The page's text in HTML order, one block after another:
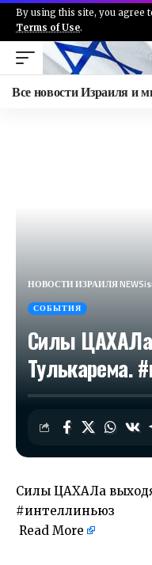
By using this site, you agree
Terms of Use.
Все новости Израиля и
НОВОСТИ ИЗРАИЛЯ
СОБЫТИЯ
Силы
Тулькарема.
Силы ЦАХАЛа
#интеллиньюз
Read More